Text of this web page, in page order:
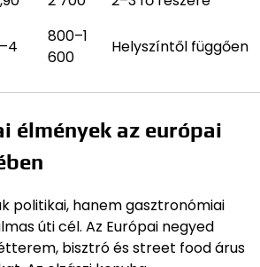
800–1
600
Helyszíntől függően
élmények az európai
politikai, hanem gasztronómiai
úti cél. Az Európai negyed
bisztró és street food árus